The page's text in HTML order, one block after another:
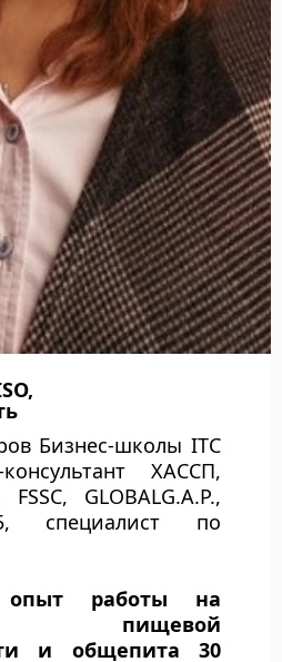
Бизнес-школы ITC
ХАССП,
GLOBALG.A.P.,
специалист по
опыт работы на
пищевой
и общепита 30